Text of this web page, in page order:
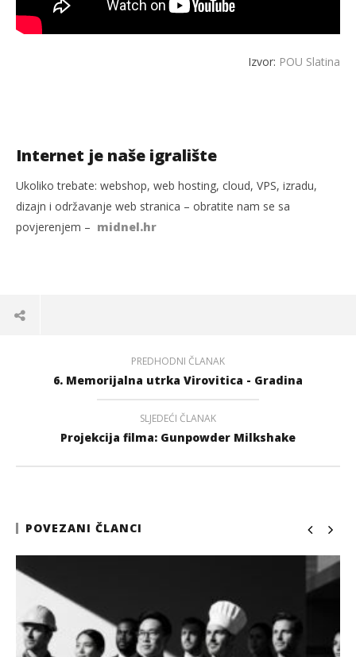
Izvor: POU Slatina
Internet je naše igralište
Ukoliko trebate: webshop, web hosting, cloud, VPS, izradu,
dizajn i održavanje web stranica – obratite nam se sa
povjerenjem – midnel.hr
PREDHODNI ČLANAK
6. Memorijalna utrka Virovitica - Gradina
SLJEDEĆI ČLANAK
Projekcija filma: Gunpowder Milkshake
POVEZANI ČLANCI